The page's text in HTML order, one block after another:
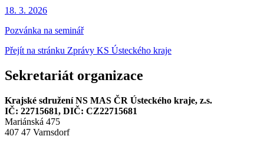
18. 3. 2026
Pozvánka na seminář
Přejít na stránku Zprávy KS Ústeckého kraje
Sekretariát organizace
Krajské sdružení NS MAS ČR Ústeckého kraje, z.s.
IČ: 22715681, DIČ: CZ22715681
Mariánská 475
407 47 Varnsdorf